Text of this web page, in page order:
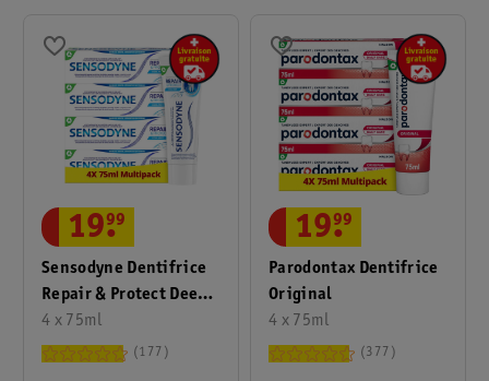
Sensodyne Dentifrice
Repair & Protect Deep
Repair
4 x 75ml
19.
99
177
Parodontax Dentifrice
Original
4 x 75ml
19.
99
377